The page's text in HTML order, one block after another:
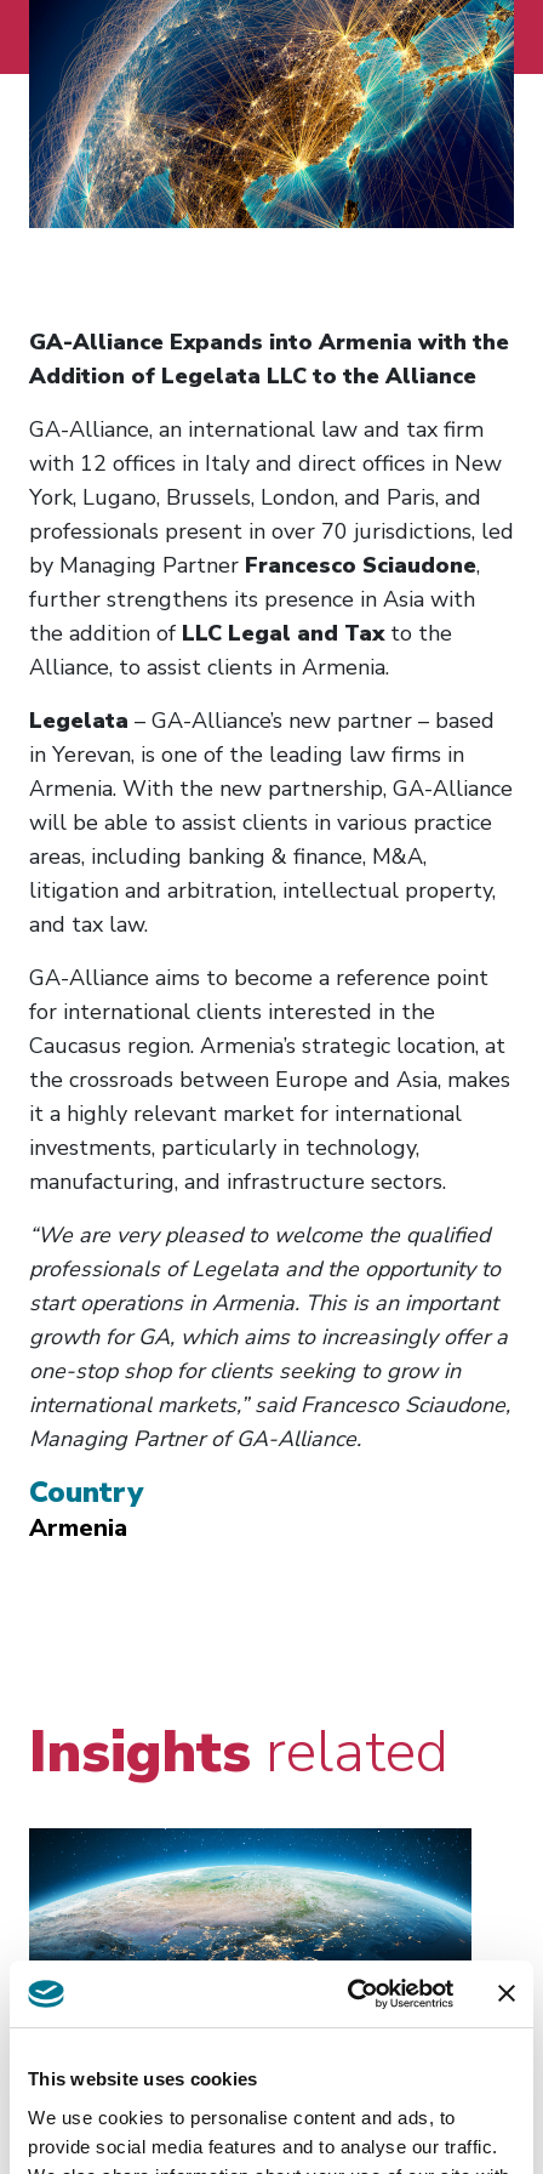
This website uses cookies
We use cookies to personalise content and ads, to
provide social media features and to analyse our traffic.
GA-Alliance Expands into Armenia with the
Addition of Legelata LLC to the Alliance
GA-Alliance, an international law and tax firm
with 12 offices in Italy and direct offices in New
York, Lugano, Brussels, London, and Paris, and
professionals present in over 70 jurisdictions, led
by Managing Partner Francesco Sciaudone,
further strengthens its presence in Asia with
the addition of LLC Legal and Taxto the
Alliance, to assist clients in Armenia.
Legelata – GA-Alliance’s new partner – based
in Yerevan, is one of the leading law firms in
Armenia. With the new partnership, GA-Alliance
will be able to assist clients in various practice
areas, including banking & finance, M&A,
litigation and arbitration, intellectual property,
and tax law.
GA-Alliance aims to become a reference point
for international clients interested in the
Caucasus region. Armenia’s strategic location, at
the crossroads between Europe and Asia, makes
it a highly relevant market for international
investments, particularly in technology,
manufacturing, and infrastructure sectors.
“We are very pleased to welcome the qualified
professionals of Legelata and the opportunity to
start operations in Armenia. This is an important
growth for GA, which aims to increasingly offer a
one-stop shop for clients seeking to grow in
international markets,” said Francesco Sciaudone,
Managing Partner of GA-Alliance.
Country
Armenia
Insights related
EVENTI
LEGGE QUADRO SULLA